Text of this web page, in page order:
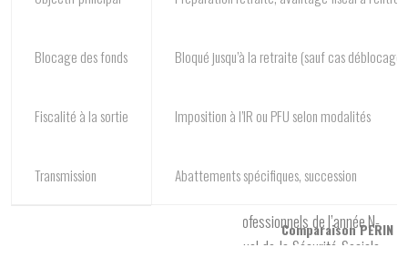
Comparaison PERIN
Blocage des fonds Bloqué jusqu’à la retraite (sauf cas
Fiscalité à la sortie Imposition à l’IR ou PFU selon modalités
Transmission Abattements spécifiques, succession